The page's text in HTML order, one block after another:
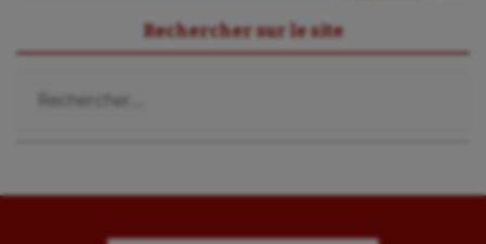
Rechercher sur le site